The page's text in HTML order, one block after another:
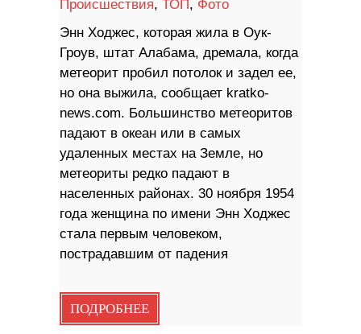
Происшествия, ТОП, Фото
Энн Ходжес, которая жила в Оук-
Гроув, штат Алабама, дремала, когда
метеорит пробил потолок и задел ее,
но она выжила, сообщает kratko-
news.com. Большинство метеоритов
падают в океан или в самых
удаленных местах на Земле, но
метеориты редко падают в
населенных районах. 30 ноября 1954
года женщина по имени Энн Ходжес
стала первым человеком,
пострадавшим от падения
ПОДРОБНЕЕ